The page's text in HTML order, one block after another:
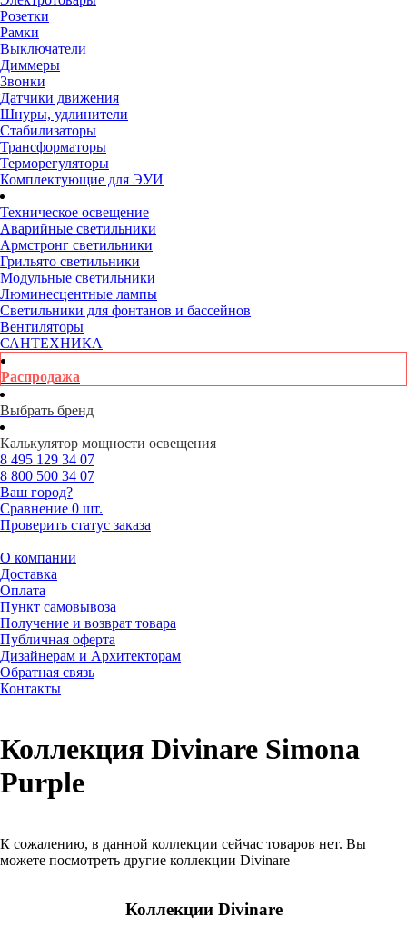
Розетки
Рамки
Выключатели
Диммеры
Звонки
Датчики движения
Шнуры, удлинители
Стабилизаторы
Трансформаторы
Терморегуляторы
Комплектующие для ЭУИ
Техническое освещение
Аварийные светильники
Армстронг светильники
Грильято светильники
Модульные светильники
Люминесцентные лампы
Светильники для фонтанов и бассейнов
Вентиляторы
САНТЕХНИКА
Распродажа
Выбрать бренд
Калькулятор мощности освещения
8 495 129 34 07
8 800 500 34 07
Ваш город?
Сравнение 0 шт.
Проверить статус заказа
О компании
Доставка
Оплата
Пункт самовывоза
Получение и возврат товара
Публичная оферта
Дизайнерам и Архитекторам
Обратная связь
Контакты
Коллекция Divinare Simona
Purple
К сожалению, в данной коллекции сейчас товаров нет. Вы
можете посмотреть другие коллекции Divinare
Коллекции Divinare